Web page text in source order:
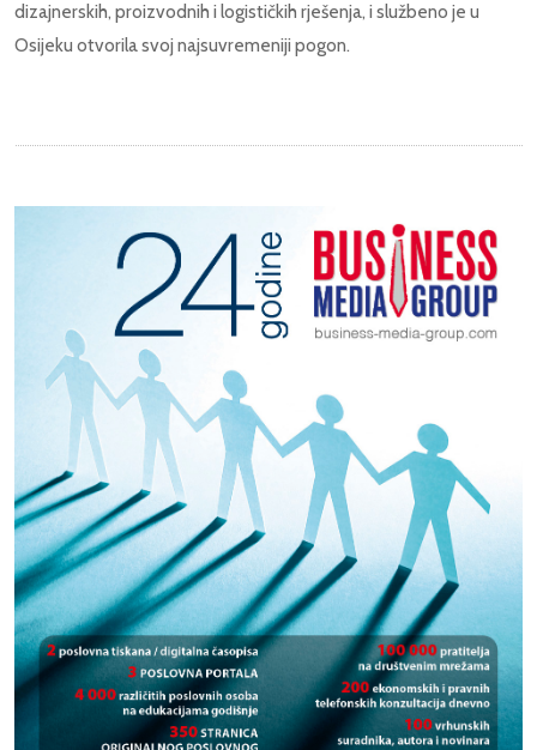
dizajnerskih, proizvodnih i logističkih rješenja, i službeno je u
Osijeku otvorila svoj najsuvremeniji pogon.